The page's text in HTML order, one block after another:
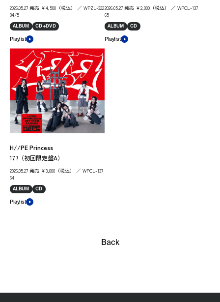
2026.05.27 発売 ￥4,500（税込） ／ WPZL-322
84/5
ALBUM CD+DVD
Playlist
2026.05.27 発売 ￥2,000（税込） ／ WPCL-137
65
ALBUM CD
Playlist
H//PE Princess
17.7（初回限定盤A）
2026.05.27 発売 ￥3,000（税込） ／ WPCL-137
64
ALBUM CD
Playlist
Back